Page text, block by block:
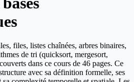
files, listes chaînées, arbres binaires,
de tri (quicksort, mergesort,
dans ce cours de 46 pages. Ce
avec sa définition formelle, ses